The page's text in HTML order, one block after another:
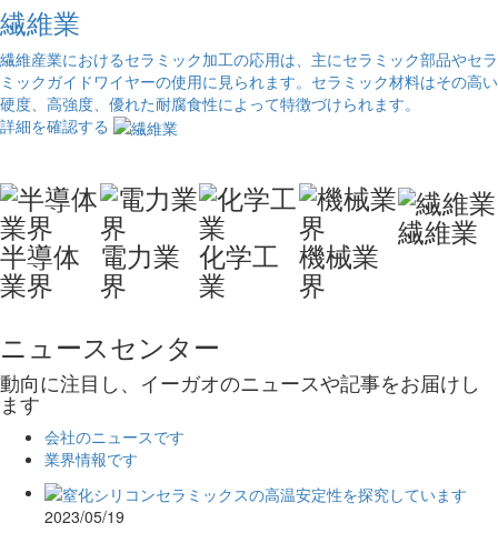
繊維業
繊維産業におけるセラミック加工の応用は、主にセラミック部品やセラ
ミックガイドワイヤーの使用に見られます。セラミック材料はその高い
硬度、高強度、優れた耐腐食性によって特徴づけられます。
詳細を確認する
半導体
業界
電力業
界
化学工
業
機械業
界
繊維業
ニュースセンター
動向に注目し、イーガオのニュースや記事をお届けし
ます
会社のニュースです
業界情報です
2023/05/19